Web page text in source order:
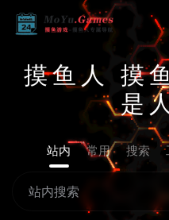
摸鱼人 摸
是
站内 常用 搜索